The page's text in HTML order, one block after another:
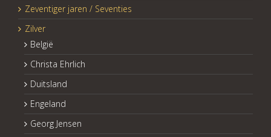
Zeventiger jaren / Seventies
Zilver
België
Christa Ehrlich
Duitsland
Engeland
Georg Jensen